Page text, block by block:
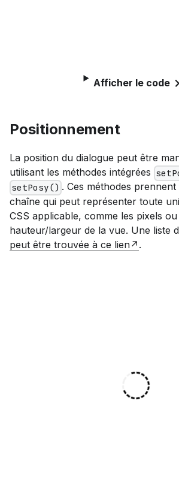
Afficher le code
Positionnement
La position du dialogue peut être
utilisant les méthodes intégrées
setPosy() . Ces méthodes
chaîne qui peut représenter toute
CSS applicable, comme les pixels
hauteur/largeur de la vue. Une liste
peut être trouvée à ce lien
.